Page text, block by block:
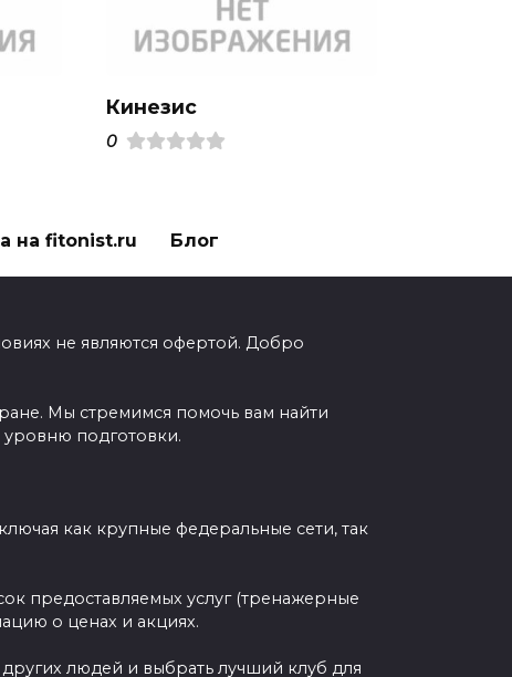
Кинезис
0
на fitonist.ru Блог
не являются офертой. Добро
Мы стремимся помочь вам найти
уровню подготовки.
как крупные федеральные сети, так
предоставляемых услуг (тренажерные
о ценах и акциях.
людей и выбрать лучший клуб для